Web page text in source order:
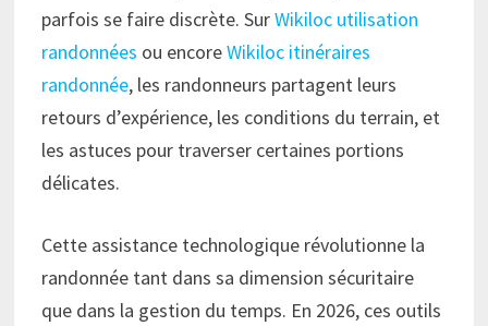
parfois se faire discrète. SurWikiloc utilisation
randonnées ou encoreWikiloc itinéraires
randonnée, les randonneurs partagent leurs
retours d’expérience, les conditions du terrain, et
les astuces pour traverser certaines portions
délicates.
Cette assistance technologique révolutionne la
randonnée tant dans sa dimension sécuritaire
que dans la gestion du temps. En 2026, ces outils